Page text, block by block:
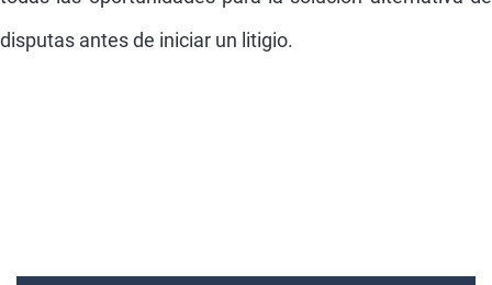
disputas antes de iniciar un litigio.